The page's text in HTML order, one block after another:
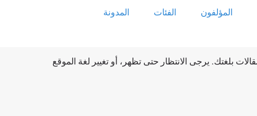
المدونة الفئات المؤلفون